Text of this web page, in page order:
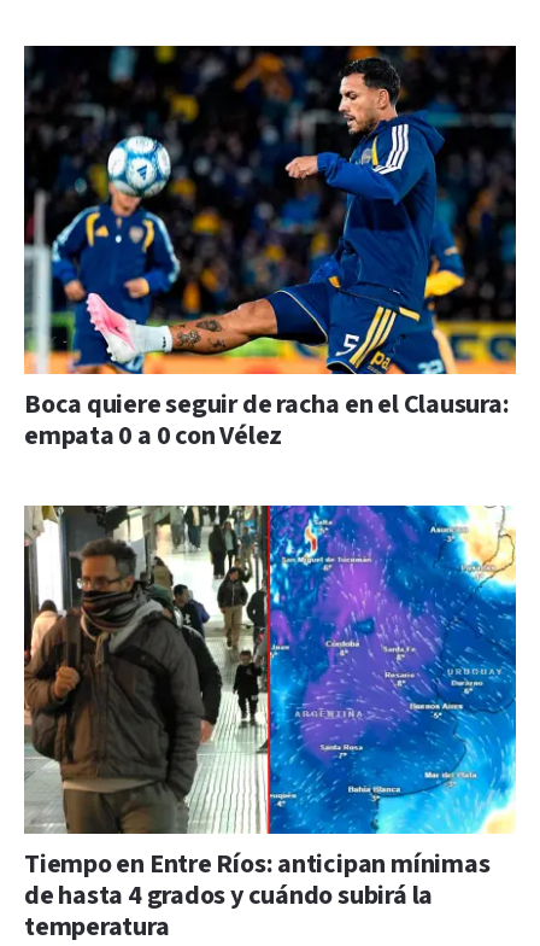
Boca quiere seguir de racha en el Clausura:
empata 0 a 0 con Vélez
Tiempo en Entre Ríos: anticipan mínimas
de hasta 4 grados y cuándo subirá la
temperatura